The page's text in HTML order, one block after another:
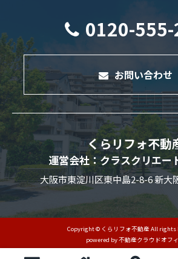
0120-
お問い合わせ
くらリフォ不動
運営会社：クラスクリエー
大阪市東淀川区東中島2-8-6 新大
Copyright © くらリフォ不動産 All rights
powered by 不動産クラウドオフ